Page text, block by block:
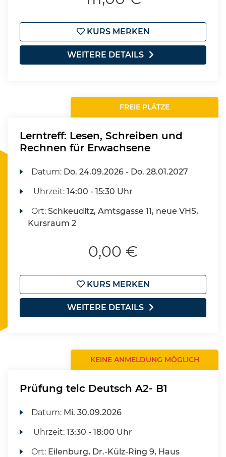
KURS MERKEN
WEITERE DETAILS
FREIE PLÄTZE
Lerntreff: Lesen, Schreiben und
Rechnen für Erwachsene
Datum: Do. 24.09.2026 - Do. 28.01.2027
Uhrzeit:14:00 - 15:30 Uhr
Ort:Schkeuditz, Amtsgasse 11, neue VHS,
Kursraum 2
0,00 €
KURS MERKEN
WEITERE DETAILS
KEINE ANMELDUNG MÖGLICH
Prüfung telc Deutsch A2- B1
Datum: Mi. 30.09.2026
Uhrzeit:13:30 - 18:00 Uhr
Ort: Eilenburg, Dr.-Külz-Ring 9, Haus